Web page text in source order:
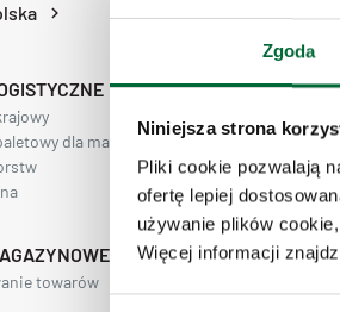
Zgoda
Niniejsza strona
Pliki cookie pozwalają
ofertę lepiej
używanie plików
Więcej informacji
Transport
dla małych i średnich
Transport
Spedycja
towarów